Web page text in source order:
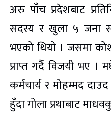
अरु पाँच प्रदेशबाट
सदस्य र खुला ५ जना
भएको थियो । जसमा
प्राप्त गर्दै विजयी भए
कर्मचार्य र मोहम्मद
हुँदा गोला प्रथाबाट